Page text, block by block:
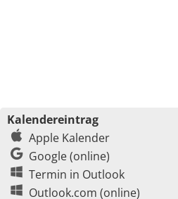
Kalendereintrag
Apple Kalender
Google (online)
Termin in Outlook
Outlook.com (online)